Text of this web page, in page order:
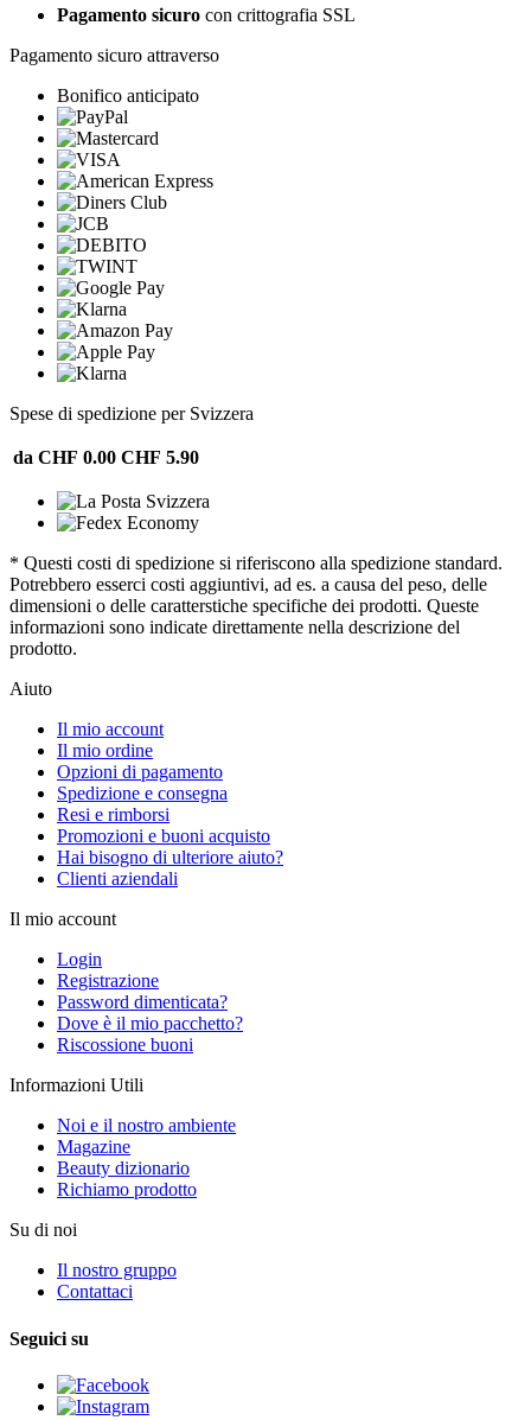
Pagamento sicuro con crittografia SSL
Pagamento sicuro attraverso
Bonifico anticipato
Spese di spedizione per Svizzera
da CHF 0.00 CHF 5.90
* Questi costi di spedizione si riferiscono alla spedizione standard.
Potrebbero esserci costi aggiuntivi, ad es. a causa del peso, delle
dimensioni o delle caratterstiche specifiche dei prodotti. Queste
informazioni sono indicate direttamente nella descrizione del
prodotto.
Aiuto
Il mio account
Il mio ordine
Opzioni di pagamento
Spedizione e consegna
Resi e rimborsi
Promozioni e buoni acquisto
Hai bisogno di ulteriore aiuto?
Clienti aziendali
Il mio account
Login
Registrazione
Password dimenticata?
Dove è il mio pacchetto?
Riscossione buoni
Informazioni Utili
Noi e il nostro ambiente
Magazine
Beauty dizionario
Richiamo prodotto
Su di noi
Il nostro gruppo
Contattaci
Seguici su